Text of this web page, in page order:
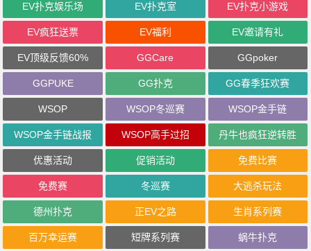
EV扑克娱乐场 EV扑克室 EV扑克小游戏
EV疯狂送票 EV福利 EV邀请有礼
EV顶级反馈60% GGCare GGpoker
GGPUKE GG扑克 GG春季狂欢赛
WSOP WSOP冬巡赛 WSOP金手链
WSOP金手链战报 WSOP高手过招 丹牛也疯狂逆转胜
优惠活动 促销活动 免费比赛
免费赛 冬巡赛 大逃杀玩法
德州扑克 正EV之路 生肖系列赛
百万幸运赛 短牌系列赛 蜗牛扑克